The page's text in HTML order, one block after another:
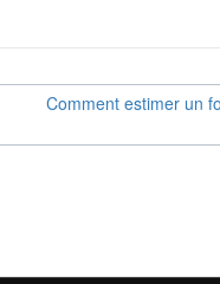
Comment estimer un